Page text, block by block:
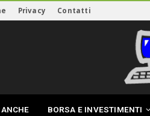
Privacy Contatti
BORSA E INVESTIMENTI